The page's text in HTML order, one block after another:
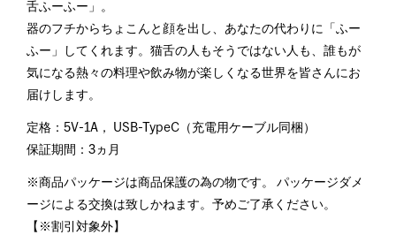
舌ふーふー」。
器のフチからちょこんと顔を出し、あなたの代わりに「ふー
ふー」してくれます。猫舌の人もそうではない人も、誰もが
気になる熱々の料理や飲み物が楽しくなる世界を皆さんにお
届けします。
定格：5V-1A， USB-TypeC（充電用ケーブル同梱）
保証期間：3ヵ月
※商品パッケージは商品保護の為の物です。 パッケージダメ
ージによる交換は致しかねます。予めご了承ください。
【※割引対象外】